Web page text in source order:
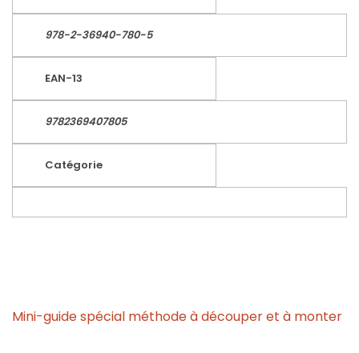
978-2-36940-780-5
EAN-13
9782369407805
Catégorie
Mini-guide spécial méthode à découper et à monter